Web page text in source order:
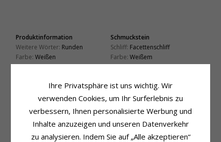
Produktinformation
Weitere Wörter: Runden
Farbe: Weißen
Schmuckstein:Zirkon
Silber
Oberfläche: Polierter
Schmuckstein
Schliff: Facettenschliff
Farbe: Weißem
Schmuckstein:Zirkon
Größe
Breite: 10,4 mm
Lieferzeit: 4-5 Werktage
Ihre Privatsphäre ist uns wichtig. Wir
verwenden Cookies, um Ihr Surferlebnis zu
verbessern, Ihnen personalisierte Werbung und
Inhalte anzuzeigen und unseren Datenverkehr
zu analysieren. Indem Sie auf „Alle akzeptieren“